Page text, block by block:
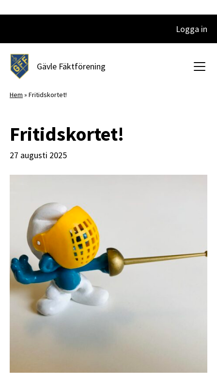
Huvudnavigering
Logga in
Gävle Fäktförening
Hem » Fritidskortet!
Fritidskortet!
27 augusti 2025